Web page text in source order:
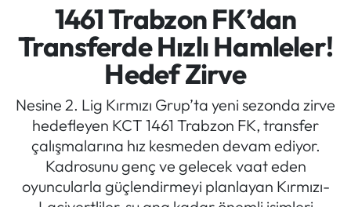
1461 Trabzon FK’dan
Transferde Hızlı Hamleler!
Hedef Zirve
Nesine 2. Lig Kırmızı Grup’ta yeni sezonda zirve
hedefleyen KCT 1461 Trabzon FK, transfer
çalışmalarına hız kesmeden devam ediyor.
Kadrosunu genç ve gelecek vaat eden
oyuncularla güçlendirmeyi planlayan Kırmızı-
Türkiye
Kültür/Sanat
Politik Kulis
Dünya
Trabzon Trafik Yoğunluk Haritası
Süper Lig Puan Durumu ve Fikstür
Tüm Manşetler
Son Dakika Haberleri
Haber Arşivi